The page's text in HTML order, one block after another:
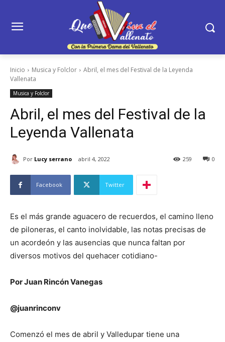
Inicio Musica y Folclor
Abril, el mes del Festival de la Leyenda
Vallenata
Musica y Folclor
Abril, el mes del Festival de la
Leyenda Vallenata
Por Lucy serrano abril 4, 2022 0
259
Facebook Twitter
Es el más grande aguacero de recuerdos, el camino lleno
de piloneras, el canto inolvidable, las notas precisas de
un acordeón y las ausencias que nunca faltan por
diversos motivos del quehacer cotidiano-
Por Juan Rincón Vanegas
@juanrinconv
Comenzó el mes de abril y Valledupar tiene una